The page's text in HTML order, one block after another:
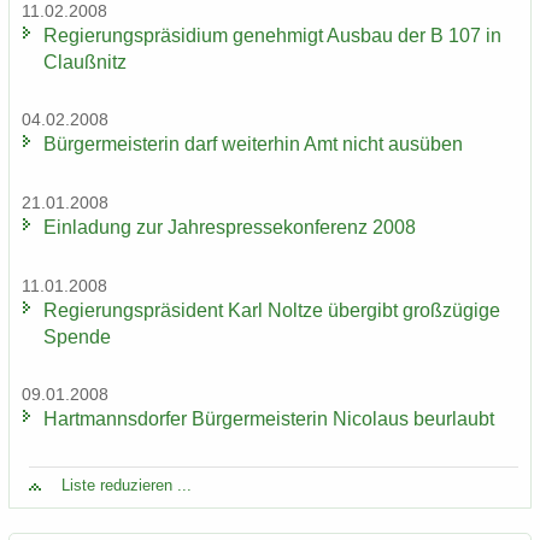
11.02.2008
Re­gie­rungs­prä­si­di­um ge­neh­migt Aus­bau der B 107 in
Clau­ß­nitz
04.02.2008
Bür­ger­meis­te­rin darf wei­ter­hin Amt nicht aus­üben
21.01.2008
Ein­la­dung zur Jah­res­pres­se­kon­fe­renz 2008
11.01.2008
Re­gie­rungs­prä­si­dent Karl Nolt­ze über­gibt groß­zü­gi­ge
Spen­de
09.01.2008
Hart­manns­dor­fer Bür­ger­meis­te­rin Ni­co­laus be­ur­laubt
Liste re­du­zie­ren ...